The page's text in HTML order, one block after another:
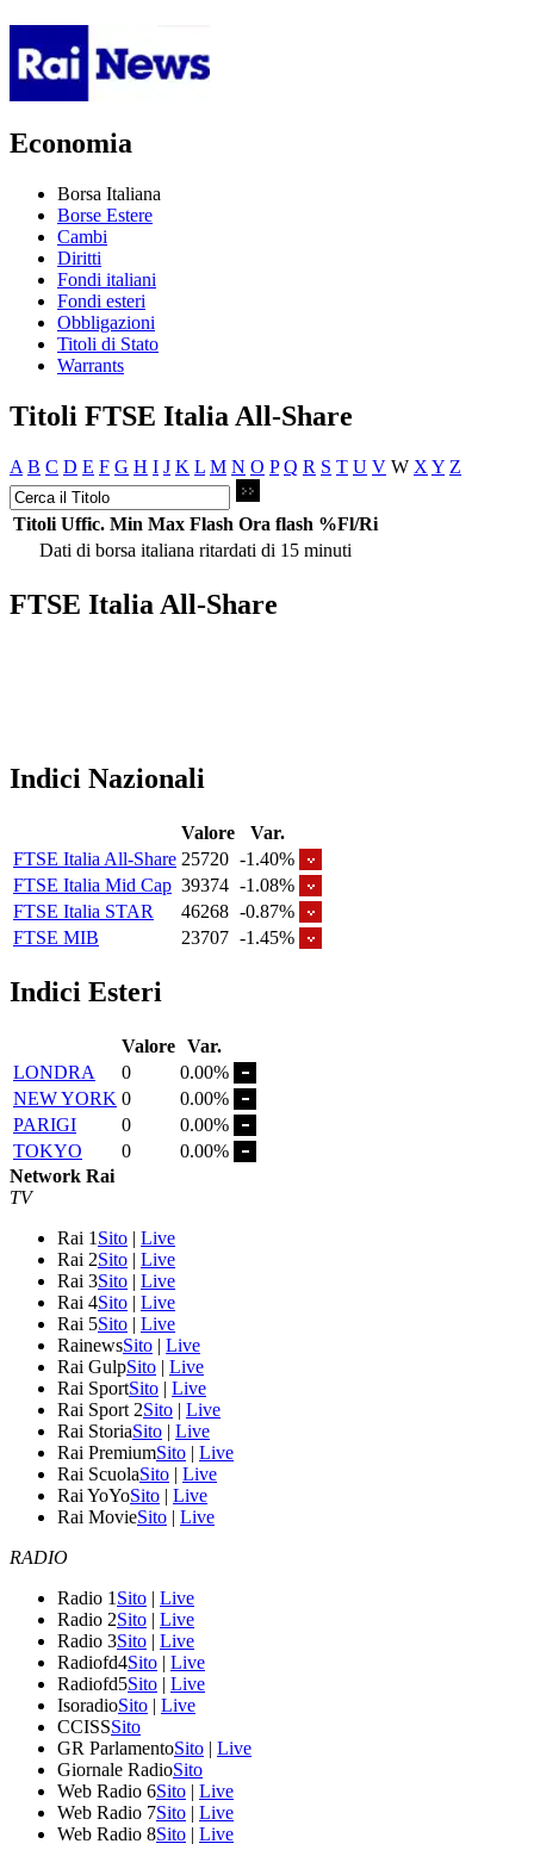
Economia
Borsa Italiana
Borse Estere
Cambi
Diritti
Fondi italiani
Fondi esteri
Obbligazioni
Titoli di Stato
Warrants
Titoli FTSE Italia All-Share
A B C D E F G H I J K L M N O P Q R S T U V W X Y Z
Titoli Uffic. Min Max Flash Ora flash %Fl/Ri
Dati di borsa italiana ritardati di 15 minuti
FTSE Italia All-Share
Indici Nazionali
Valore
Var.
FTSE Italia All-Share 25720 -1.40%
FTSE Italia Mid Cap 39374 -1.08%
FTSE Italia STAR
46268 -0.87%
FTSE MIB
23707 -1.45%
Indici Esteri
Valore Var.
LONDRA
0
0.00%
NEW YORK 0
0.00%
PARIGI
0
0.00%
TOKYO
0
0.00%
Network Rai
TV
Rai 1 Sito | Live
Rai 2Sito | Live
Rai 3Sito | Live
Rai 4Sito | Live
Rai 5Sito | Live
RainewsSito | Live
Rai GulpSito | Live
Rai SportSito | Live
Rai Sport 2Sito | Live
Rai StoriaSito | Live
Rai PremiumSito | Live
Rai ScuolaSito | Live
Rai YoYoSito | Live
Rai MovieSito | Live
RADIO
Radio 1 Sito | Live
Radio 2Sito | Live
Radio 3Sito | Live
Radiofd4Sito | Live
Radiofd5Sito | Live
IsoradioSito | Live
CCISSSito
GR ParlamentoSito | Live
Giornale RadioSito
Web Radio 6Sito | Live
Web Radio 7Sito | Live
Web Radio 8Sito | Live